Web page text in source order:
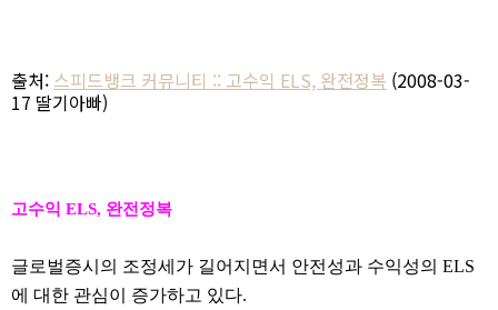
출처: 스피드뱅크 커뮤니티 :: 고수익 ELS, 완전정복 (2008-03-
17 딸기아빠)
고수익 ELS, 완전정복
글로벌증시의 조정세가 길어지면서 안전성과 수익성의 ELS
에 대한 관심이 증가하고 있다.